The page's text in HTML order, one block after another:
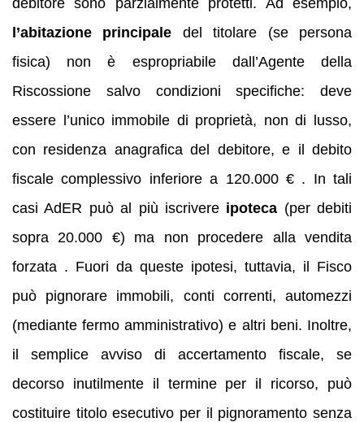
l’abitazione principale del titolare (se persona
fisica) non è espropriabile dall’Agente della
Riscossione salvo condizioni specifiche: deve
essere l’unico immobile di proprietà, non di lusso,
con residenza anagrafica del debitore, e il debito
fiscale complessivo inferiore a 120.000 € . In tali
casi AdER può al più iscrivere ipoteca (per debiti
sopra 20.000 €) ma non procedere alla vendita
forzata . Fuori da queste ipotesi, tuttavia, il Fisco
può pignorare immobili, conti correnti, automezzi
(mediante fermo amministrativo) e altri beni. Inoltre,
il semplice avviso di accertamento fiscale, se
decorso inutilmente il termine per il ricorso, può
costituire titolo esecutivo per il pignoramento senza